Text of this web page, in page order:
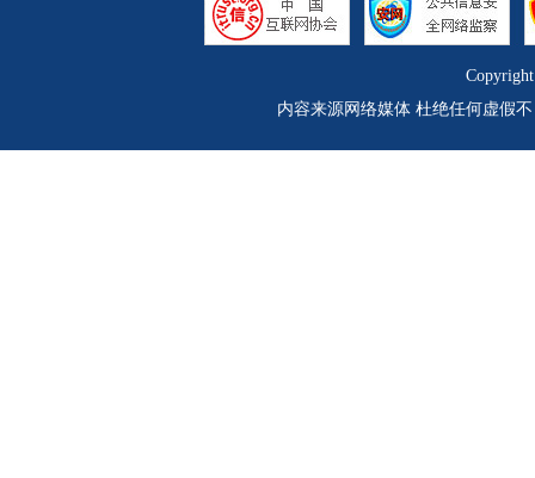
内容来源网络媒体 杜绝任何虚假